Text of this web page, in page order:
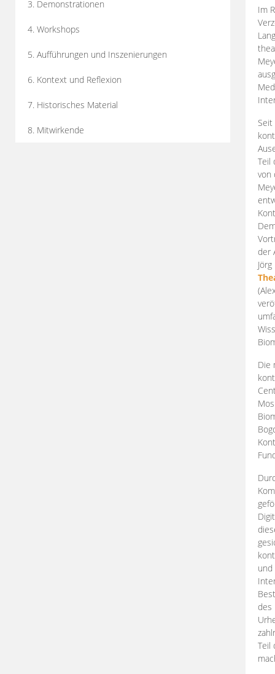
3. Demonstrationen
4. Workshops
5. Aufführungen und Inszenierungen
6. Kontext und Reflexion
7. Historisches Material
8. Mitwirkende
Im
Teil
von
der
Die
des
Teil